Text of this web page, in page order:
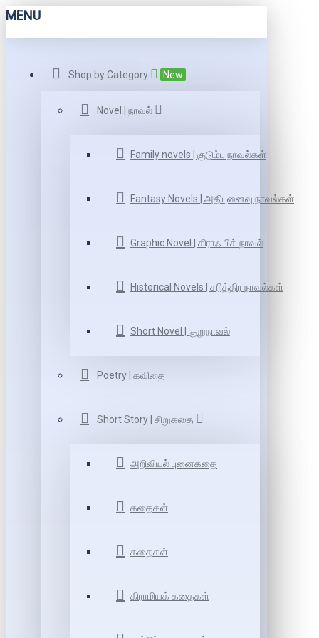
MENU
Shop by Category New
Novel | நாவல்
Family novels | குடும்ப நாவல்கள்
Fantasy Novels | அதிபுனைவு நாவல்கள்
Graphic Novel | கிராஃ பிக் நாவல்
Historical Novels | சரித்திர நாவல்கள்
Short Novel | குறுநாவல்
Poetry | கவிதை
Short Story | சிறுகதை
அறிவியல் புனைகதை
கதைகள்
கதைகள்
கிராமியக் கதைகள்